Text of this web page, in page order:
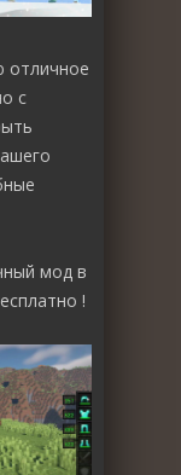
отличное
с
мод в
!